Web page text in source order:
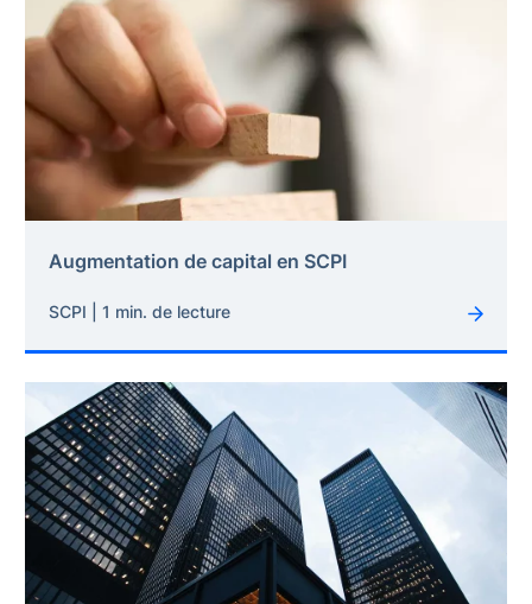
Augmentation de capital en SCPI
SCPI | 1 min. de lecture